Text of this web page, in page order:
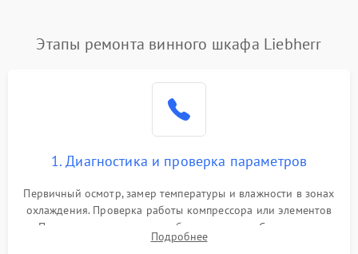
Этапы ремонта винного шкафа Liebherr
1. Диагностика и проверка параметров
Первичный осмотр, замер температуры и влажности в зонах
охлаждения. Проверка работы компрессора или элементов
Пельтье, оценка уровня вибрации и шума. Считывание
ошибок с модуля управления.
Подробнее